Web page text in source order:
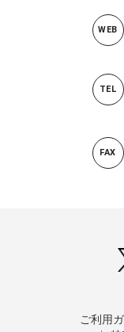
WEB
TEL
FAX
ご利用